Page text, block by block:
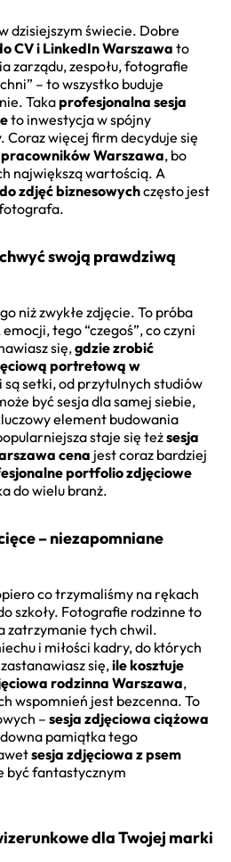
dzisiejszym świecie. Dobre
CV i LinkedIn Warszawa to
zarządu, zespołu, fotografie
– to wszystko buduje
Takaprofesjonalna sesja
to inwestycja w spójny
więcej firm decyduje się
Warszawa, bo
największą wartością. A
zdjęć biznesowychczęsto jest
swoją prawdziwą
niż zwykłe zdjęcie. To próba
tego “czegoś”, co czyni
się,gdzie zrobić
portretową w
są setki, od przytulnych studiów
być sesja dla samej siebie,
element budowania
staje się teżsesja
cena jest coraz bardziej
portfolio zdjęciowe
do wielu branż.
– niezapomniane
co trzymaliśmy na rękach
szkoły. Fotografie rodzinne to
zatrzymanie tych chwil.
i miłości kadry, do których
się,ile kosztuje
rodzinna Warszawa,
wspomnień jest bezcenna. To
– sesja zdjęciowa ciążowa
pamiątka tego
sesja zdjęciowa z psem
być fantastycznym
dla Twojej marki